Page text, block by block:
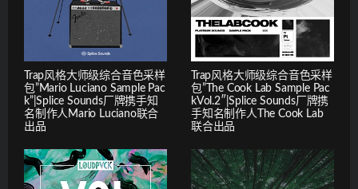
Trap风格大师级综合音色采样
包”Mario Luciano Sample Pac
k”|Splice Sounds厂牌携手知
名制作人Mario Luciano联合
出品
Trap风格大师级综合音色采样
包”The Cook Lab Sample Pac
kVol.2″|Splice Sounds厂牌携
手知名制作人The Cook Lab
联合出品